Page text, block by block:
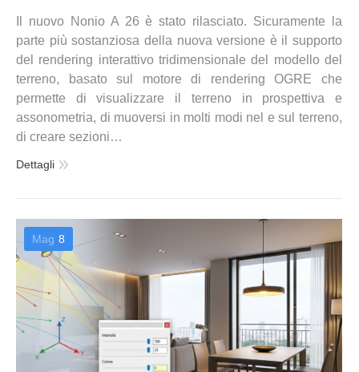
Il nuovo Nonio A 26 è stato rilasciato. Sicuramente la
parte più sostanziosa della nuova versione è il supporto
del rendering interattivo tridimensionale del modello del
terreno, basato sul motore di rendering OGRE che
permette di visualizzare il terreno in prospettiva e
assonometria, di muoversi in molti modi nel e sul terreno,
di creare sezioni…
Dettagli
Mag 8